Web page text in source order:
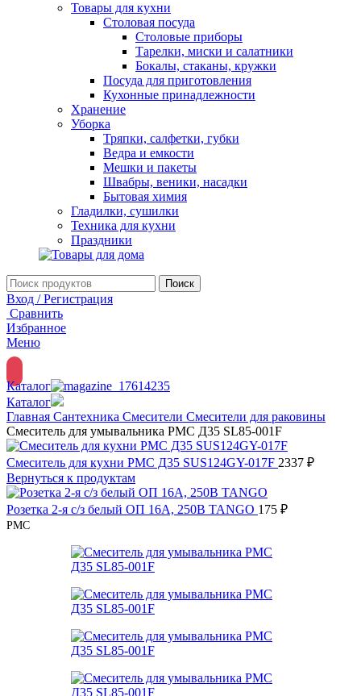
Товары для кухни
Столовая посуда
Столовые приборы
Тарелки, миски и салатники
Бокалы, стаканы, кружки
Посуда для приготовления
Кухонные принадлежности
Хранение
Уборка
Тряпки, салфетки, губки
Ведра и емкости
Мешки и пакеты
Швабры, веники, насадки
Бытовая химия
Гладилки, сушилки
Техника для кухни
Праздники
Поиск
Вход / Регистрация
Сравнить
Избранное
Меню
Каталог
Каталог
Главная Сантехника Смесители Смесители для раковины
Смеситель для умывальника РМС Д35 SL85-001F
Смеситель для кухни РМС Д35 SUS124GY-017F 2337 ₽
Вернуться к продуктам
Розетка 2-я с/з белый ОП 16А, 250В TANGO 175 ₽
РМС